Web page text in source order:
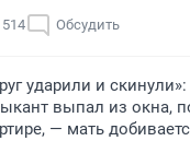
514 Обсудить
ударили и
выпал из окна,
— мать